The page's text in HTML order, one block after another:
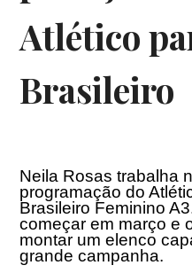
Atlético
Brasileiro
Neila Rosas trabalha
programação do
Brasileiro Feminino
começar em março e
montar um elenco
grande campanha.